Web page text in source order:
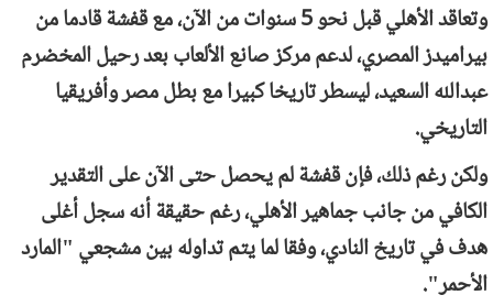
وتعاقد الأهلي قبل نحو 5 سنوات من الآن، مع قفشة قادما من
بيراميدز المصري، لدعم مركز صانع الألعاب بعد رحيل المخضرم
عبدالله السعيد، ليسطر تاريخا كبيرا مع بطل مصر وأفريقيا
التاريخي.
ولكن رغم ذلك، فإن قفشة لم يحصل حتى الآن على التقدير
الكافي من جانب جماهير الأهلي، رغم حقيقة أنه سجل أغلى
هدف في تاريخ النادي، وفقا لما يتم تداوله بين مشجعي "المارد
الأحمر".